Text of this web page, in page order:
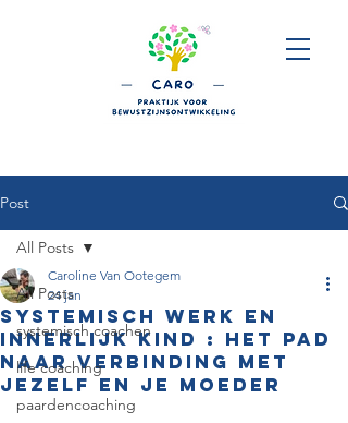
Post
All Posts
systemisch coachen
life coaching
paardencoaching
All Posts
Systemisch werk en
innerlijk kind : het pad
naar verbinding met
jezelf en je moeder
Caroline Van Ootegem
24 jan